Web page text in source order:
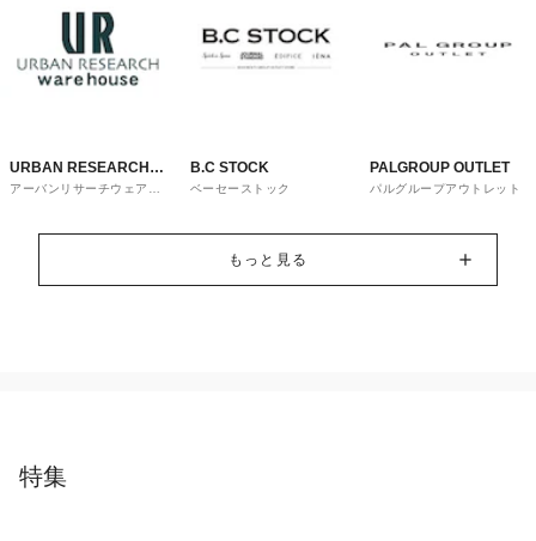
URBAN RESEARCH
ware house
アーバンリサーチウェアハ
B.C STOCK
ベーセーストック
PALGROUP OUTLET
パルグループアウトレット
もっと見る
特集